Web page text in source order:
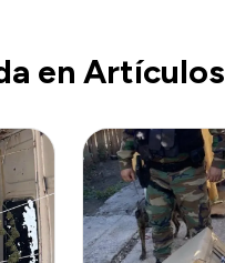
en Artículos